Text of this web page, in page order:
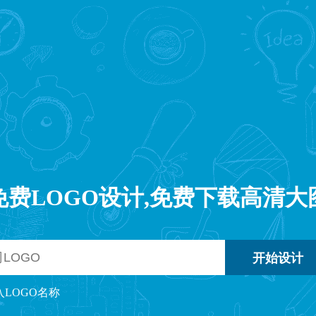
费LOGO设计,免费下载高清大
LOGO名称